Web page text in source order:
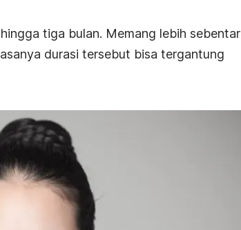
tiga bulan. Memang lebih sebentar
durasi tersebut bisa tergantung